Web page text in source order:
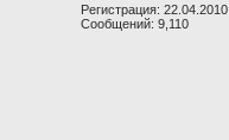
Регистрация: 22.04.2010
Сообщений: 9,110